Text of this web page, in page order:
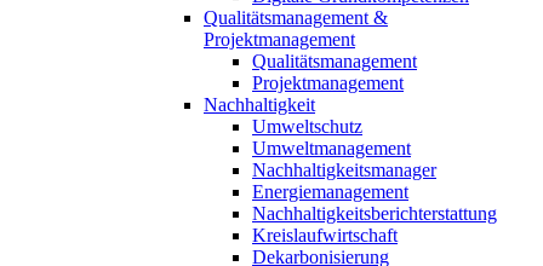
Qualitätsmanagement &
Projektmanagement
Qualitätsmanagement
Projektmanagement
Nachhaltigkeit
Umweltschutz
Umweltmanagement
Nachhaltigkeitsmanager
Energiemanagement
Nachhaltigkeitsberichterstattung
Kreislaufwirtschaft
Dekarbonisierung